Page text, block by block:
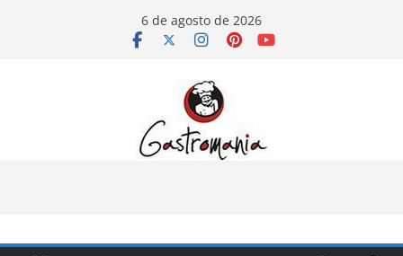
6 de agosto de 2026